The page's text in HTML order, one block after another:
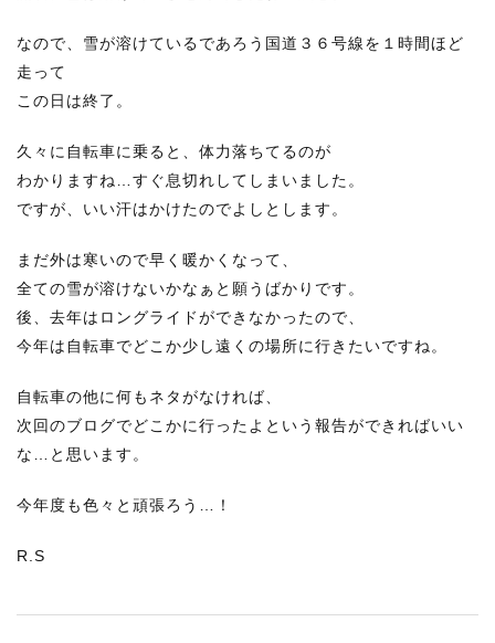
なので、雪が溶けているであろう国道３６号線を１時間ほど
走って
この日は終了。
久々に自転車に乗ると、体力落ちてるのが
わかりますね…すぐ息切れしてしまいました。
ですが、いい汗はかけたのでよしとします。
まだ外は寒いので早く暖かくなって、
全ての雪が溶けないかなぁと願うばかりです。
後、去年はロングライドができなかったので、
今年は自転車でどこか少し遠くの場所に行きたいですね。
自転車の他に何もネタがなければ、
次回のブログでどこかに行ったよという報告ができればいい
な…と思います。
今年度も色々と頑張ろう…！
R.S